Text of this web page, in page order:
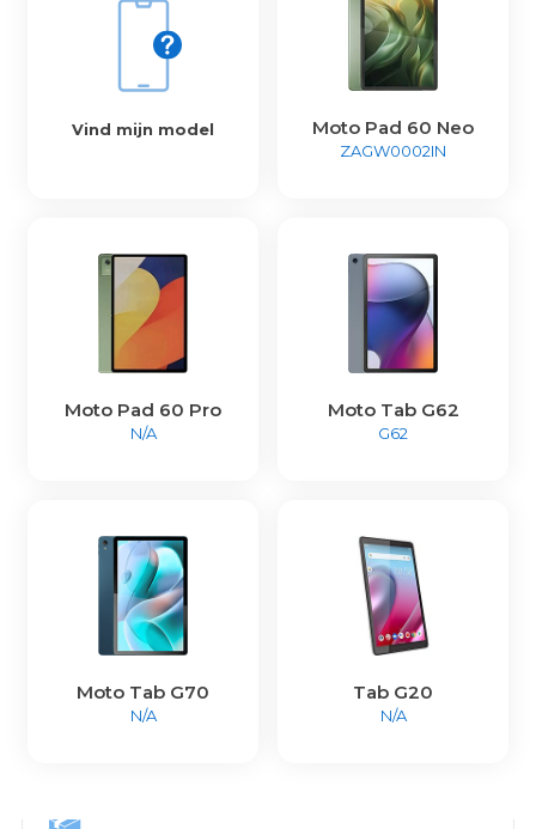
Vind mijn model Moto Pad 60 Neo
ZAGW0002IN
Moto Pad 60 Pro
N/A
Moto Tab G62
G62
Moto Tab G70
N/A
Tab G20
N/A